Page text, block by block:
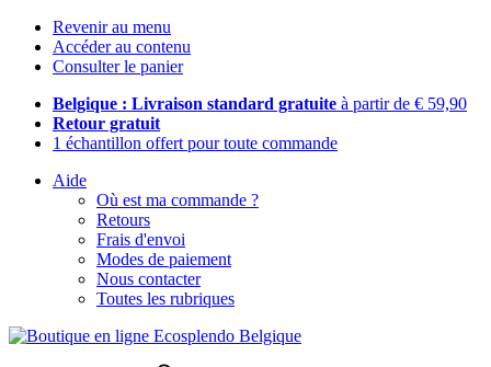
Revenir au menu
Accéder au contenu
Consulter le panier
Belgique : Livraison standard gratuite à partir de € 59,90
Retour gratuit
1 échantillon offert pour toute commande
Aide
Où est ma commande ?
Retours
Frais d'envoi
Modes de paiement
Nous contacter
Toutes les rubriques